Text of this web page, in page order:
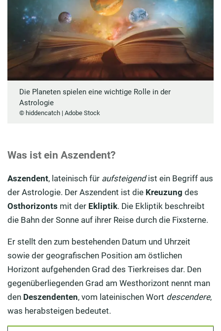
Die Planeten spielen eine wichtige Rolle in der
Astrologie
© hiddencatch | Adobe Stock
Was ist ein Aszendent?
Aszendent, lateinisch für aufsteigendist ein Begriff aus
der Astrologie. Der Aszendent ist die Kreuzung des
Osthorizonts mit der Ekliptik. Die Ekliptik beschreibt
die Bahn der Sonne auf ihrer Reise durch die Fixsterne.
Er stellt den zum bestehenden Datum und Uhrzeit
sowie der geografischen Position am östlichen
Horizont aufgehenden Grad des Tierkreises dar. Den
gegenüberliegenden Grad am Westhorizont nennt man
den Deszendenten, vom lateinischen Wort descendere,
was herabsteigen bedeutet.